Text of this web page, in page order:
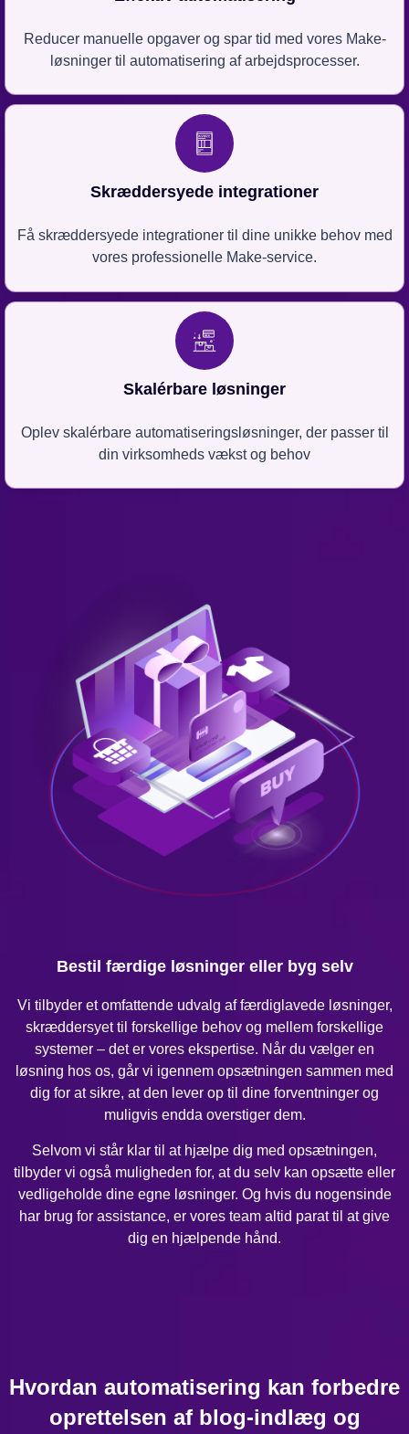
Reducer manuelle opgaver og spar tid med vores Make-
løsninger til automatisering af arbejdsprocesser.
Skræddersyede integrationer
Få skræddersyede integrationer til dine unikke behov med
vores professionelle Make-service.
Skalérbare løsninger
Oplev skalérbare automatiseringsløsninger, der passer til
din virksomheds vækst og behov
Bestil færdige løsninger eller byg selv
Vi tilbyder et omfattende udvalg af færdiglavede løsninger,
skræddersyet til forskellige behov og mellem forskellige
systemer – det er vores ekspertise. Når du vælger en
løsning hos os, går vi igennem opsætningen sammen med
dig for at sikre, at den lever op til dine forventninger og
muligvis endda overstiger dem.
Selvom vi står klar til at hjælpe dig med opsætningen,
tilbyder vi også muligheden for, at du selv kan opsætte eller
vedligeholde dine egne løsninger. Og hvis du nogensinde
har brug for assistance, er vores team altid parat til at give
dig en hjælpende hånd.
Hvordan automatisering kan forbedre
oprettelsen af blog-indlæg og